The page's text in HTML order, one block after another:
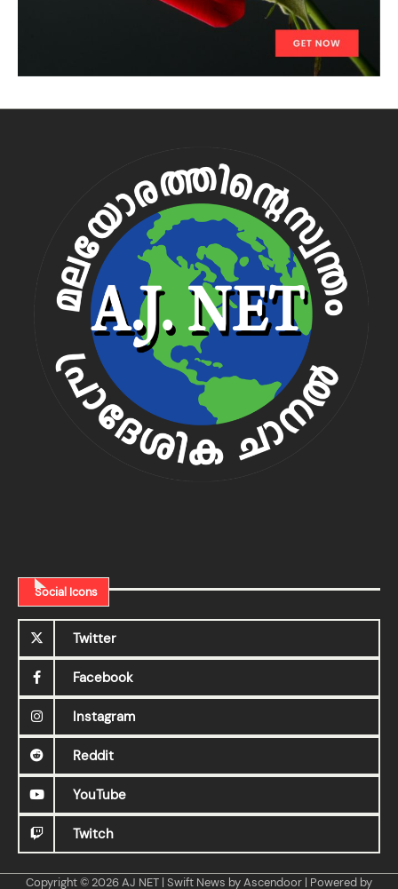
Social Icons
Twitter
Facebook
Instagram
Reddit
YouTube
Twitch
Copyright © 2026AJ NET | Swift News byAscendoor | Powered by